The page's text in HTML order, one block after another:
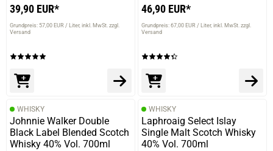
39,90 EUR*
Grundpreis: 57,00 EUR / Liter inkl. MwSt. zzgl.
Versand
46,90 EUR*
Grundpreis: 67,00 EUR / Liter inkl. MwSt. zzgl.
Versand
WHISKY
Johnnie Walker Double
Black Label Blended Scotch
Whisky 40% Vol. 700ml
WHISKY
Laphroaig Select Islay
Single Malt Scotch Whisky
40% Vol. 700ml